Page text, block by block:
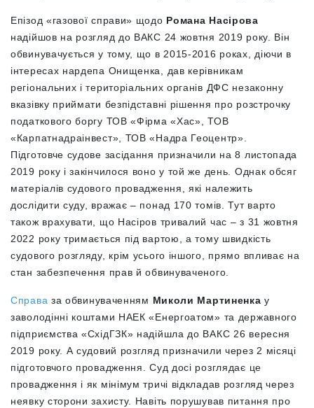
Епізод «газової справи» щодо Романа Насірова
надійшов на розгляд до ВАКС 24 жовтня 2019 року. Він
обвинувачується у тому, що в 2015-2016 роках, діючи в
інтересах нардепа Онищенка, дав керівникам
регіональних і територіальних органів ДФС незаконну
вказівку приймати безпідставні рішення про розстрочку
податкового боргу ТОВ «Фірма «Хас», ТОВ
«Карпатнадраінвест», ТОВ «Надра Геоцентр».
Підготовче судове засідання призначили на 8 листопада
2019 року і закінчилося воно у той же день. Однак обсяг
матеріалів судового провадження, які належить
дослідити суду, вражає – понад 170 томів. Тут варто
також врахувати, що Насіров тривалий час – з 31 жовтня
2022 року тримається під вартою, а тому швидкість
судового розгляду, крім усього іншого, прямо впливає на
стан забезпечення прав й обвинуваченого.
Справа за обвинуваченням Миколи Мартиненкау
заволодінні коштами НАЕК «Енергоатом» та державного
підприємства «СхідГЗК» надійшла до ВАКС 26 вересня
2019 року. А судовий розгляд призначили через 2 місяці
підготовчого провадження. Суд досі розглядає це
провадження і як мінімум тричі відкладав розгляд через
неявку сторони захисту. Навіть порушував питання про